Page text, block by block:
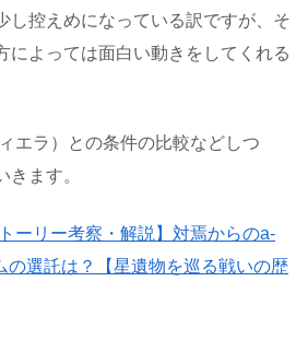
し控えめになっている訳ですが、そ
によっては面白い動きをしてくれる
エラ）との条件の比較などしつ
ます。
トーリー考察・解説】対焉からのa-
の選託は？【星遺物を巡る戦いの歴